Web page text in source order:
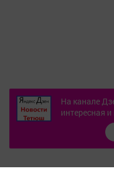
На канале
интересная